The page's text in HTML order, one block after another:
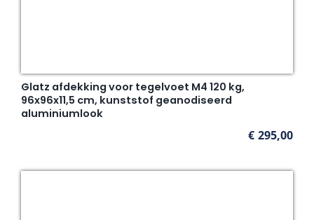
Glatz afdekking voor tegelvoet M4 120 kg,
96x96x11,5 cm, kunststof geanodiseerd
aluminiumlook
€ 295,00